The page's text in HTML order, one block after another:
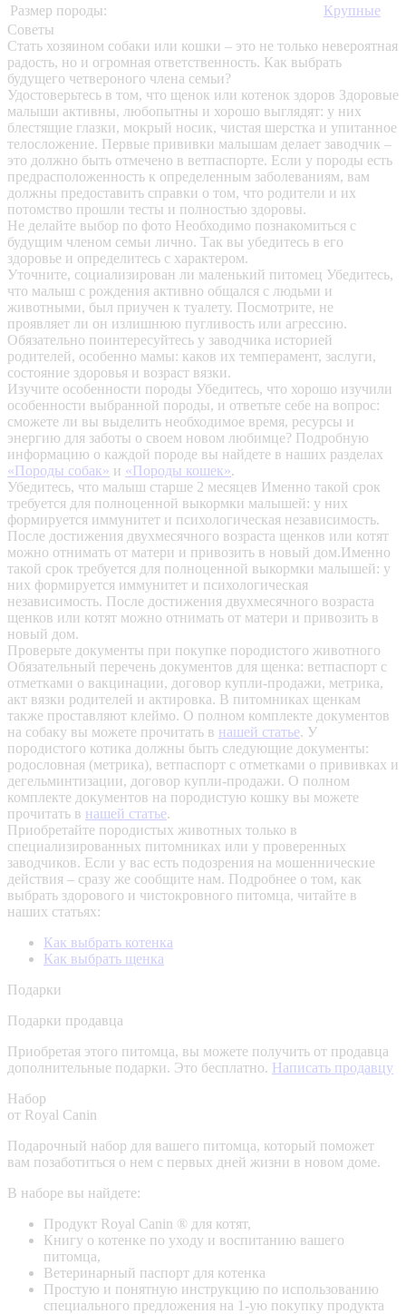
Размер породы:
Крупные
Советы
Стать хозяином собаки или кошки – это не только невероятная
радость, но и огромная ответственность. Как выбрать
будущего четвероного члена семьи?
Удостоверьтесь в том, что щенок или котенок здоров Здоровые
малыши активны, любопытны и хорошо выглядят: у них
блестящие глазки, мокрый носик, чистая шерстка и упитанное
телосложение. Первые прививки малышам делает заводчик –
это должно быть отмечено в ветпаспорте. Если у породы есть
предрасположенность к определенным заболеваниям, вам
должны предоставить справки о том, что родители и их
потомство прошли тесты и полностью здоровы.
Не делайте выбор по фото Необходимо познакомиться с
будущим членом семьи лично. Так вы убедитесь в его
здоровье и определитесь с характером.
Уточните, социализирован ли маленький питомец Убедитесь,
что малыш с рождения активно общался с людьми и
животными, был приучен к туалету. Посмотрите, не
проявляет ли он излишнюю пугливость или агрессию.
Обязательно поинтересуйтесь у заводчика историей
родителей, особенно мамы: каков их темперамент, заслуги,
состояние здоровья и возраст вязки.
Изучите особенности породы Убедитесь, что хорошо изучили
особенности выбранной породы, и ответьте себе на вопрос:
сможете ли вы выделить необходимое время, ресурсы и
энергию для заботы о своем новом любимце? Подробную
информацию о каждой породе вы найдете в наших разделах
«Породы собак» и «Породы кошек».
Убедитесь, что малыш старше 2 месяцев Именно такой срок
требуется для полноценной выкормки малышей: у них
формируется иммунитет и психологическая независимость.
После достижения двухмесячного возраста щенков или котят
можно отнимать от матери и привозить в новый дом.Именно
такой срок требуется для полноценной выкормки малышей: у
них формируется иммунитет и психологическая
независимость. После достижения двухмесячного возраста
щенков или котят можно отнимать от матери и привозить в
новый дом.
Проверьте документы при покупке породистого животного
Обязательный перечень документов для щенка: ветпаспорт с
отметками о вакцинации, договор купли-продажи, метрика,
акт вязки родителей и актировка. В питомниках щенкам
также проставляют клеймо. О полном комплекте документов
на собаку вы можете прочитать в нашей статье. У
породистого котика должны быть следующие документы:
родословная (метрика), ветпаспорт с отметками о прививках и
дегельминтизации, договор купли-продажи. О полном
комплекте документов на породистую кошку вы можете
прочитать в нашей статье.
Приобретайте породистых животных только в
специализированных питомниках или у проверенных
заводчиков. Если у вас есть подозрения на мошеннические
действия – сразу же сообщите нам. Подробнее о том, как
выбрать здорового и чистокровного питомца, читайте в
наших статьях:
Как выбрать котенка
Как выбрать щенка
Подарки
Подарки продавца
Приобретая этого питомца, вы можете получить от продавца
дополнительные подарки. Это бесплатно. Написать продавцу
Набор
от Royal Canin
Подарочный набор для вашего питомца, который поможет
вам позаботиться о нем с первых дней жизни в новом доме.
В наборе вы найдете:
Продукт Royal Canin ® для котят,
Книгу о котенке по уходу и воспитанию вашего
питомца,
Ветеринарный паспорт для котенка
Простую и понятную инструкцию по использованию
специального предложения на 1-ую покупку продукта